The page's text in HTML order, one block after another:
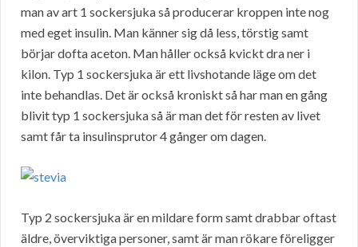
man av art 1 sockersjuka så producerar kroppen inte nog
med eget insulin. Man känner sig då less, törstig samt
börjar dofta aceton. Man håller också kvickt dra ner i
kilon. Typ 1 sockersjuka är ett livshotande läge om det
inte behandlas. Det är också kroniskt så har man en gång
blivit typ 1 sockersjuka så är man det för resten av livet
samt får ta insulinsprutor 4 gånger om dagen.
Typ 2 sockersjuka är en mildare form samt drabbar oftast
äldre, överviktiga personer, samt är man rökare föreligger